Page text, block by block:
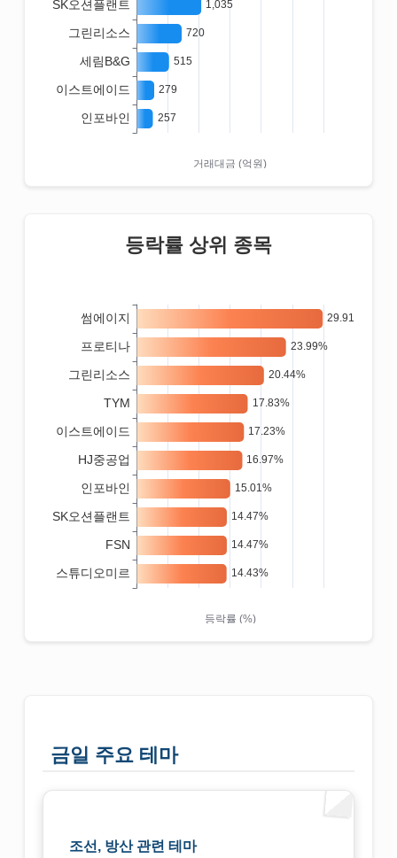
등락률 상위 종목
금일 주요 테마
조선, 방산 관련 테마